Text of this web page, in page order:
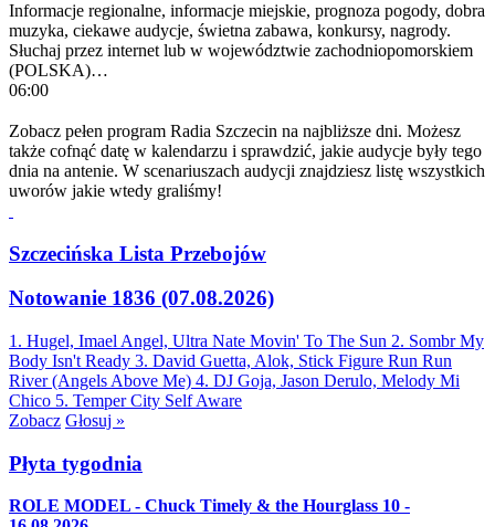
Informacje regionalne, informacje miejskie, prognoza pogody, dobra
muzyka, ciekawe audycje, świetna zabawa, konkursy, nagrody.
Słuchaj przez internet lub w województwie zachodniopomorskiem
(POLSKA)…
06:00
Zobacz pełen program Radia Szczecin na najbliższe dni. Możesz
także cofnąć datę w kalendarzu i sprawdzić, jakie audycje były tego
dnia na antenie. W scenariuszach audycji znajdziesz listę wszystkich
uworów jakie wtedy graliśmy!
Szczecińska Lista Przebojów
Notowanie 1836 (07.08.2026)
1. Hugel, Imael Angel, Ultra Nate Movin' To The Sun 2. Sombr My
Body Isn't Ready 3. David Guetta, Alok, Stick Figure Run Run
River (Angels Above Me) 4. DJ Goja, Jason Derulo, Melody Mi
Chico 5. Temper City Self Aware
Zobacz Głosuj »
Płyta tygodnia
ROLE MODEL - Chuck Timely & the Hourglass 10 -